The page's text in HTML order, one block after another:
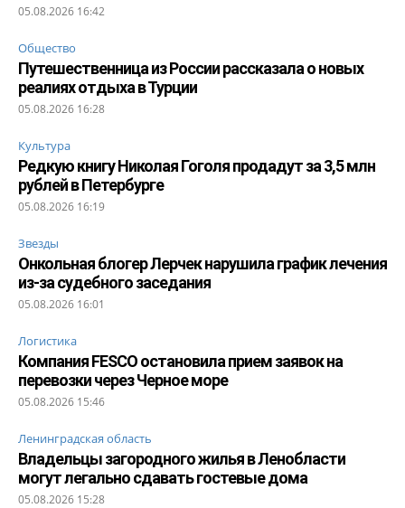
05.08.2026 16:42
Общество
Путешественница из России рассказала о новых
реалиях отдыха в Турции
05.08.2026 16:28
Культура
Редкую книгу Николая Гоголя продадут за 3,5 млн
рублей в Петербурге
05.08.2026 16:19
Звезды
Онкольная блогер Лерчек нарушила график лечения
из-за судебного заседания
05.08.2026 16:01
Логистика
Компания FESCO остановила прием заявок на
перевозки через Черное море
05.08.2026 15:46
Ленинградская область
Владельцы загородного жилья в Ленобласти
могут легально сдавать гостевые дома
05.08.2026 15:28